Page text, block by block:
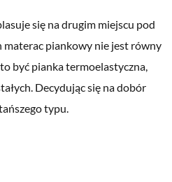
się na drugim miejscu pod
materac piankowy nie jest równy
być pianka termoelastyczna,
Decydując się na dobór
typu.